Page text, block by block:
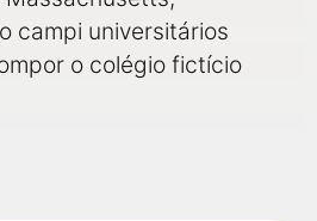
campi universitários
o colégio fictício